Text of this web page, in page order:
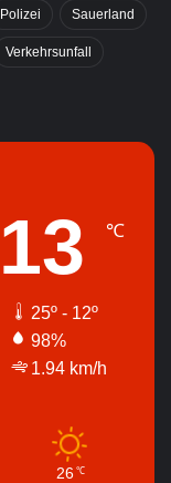
Polizei Sauerland
Verkehrsunfall
13 ℃
25º - 12º
98%
1.94 km/h
26 ℃